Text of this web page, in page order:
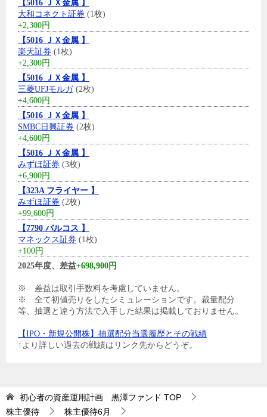
【5016 ＪＸ金属 】
大和コネクト証券 (1枚)
+2,300円
【5016 ＪＸ金属 】
楽天証券 (1枚)
+2,300円
【5016 ＪＸ金属 】
三菱UFJモルガ(2枚)
+4,600円
【5016 ＪＸ金属 】
SMBC日興証券 (2枚)
+4,600円
【5016 ＪＸ金属 】
みずほ証券 (3枚)
+6,900円
【323A フライヤー 】
みずほ証券 (2枚)
+99,600円
【7790 バルコス 】
マネックス証券 (1枚)
+100円
2025年度、差益+698,900円
※ 差益は取引手数料を考慮していません。
※ 全て初値売りをしたシミュレーションです。裁量配分
等、抽選と違う方法で入手した結果は掲載しておりません。
【IPO・新規公開株】抽選配分当選履歴とその戦績
↑より詳しい過去の戦績はリンク先からどうぞ。
初心者の資産運用計画 黒澤ファンド TOP
株主優待
株主優待6月